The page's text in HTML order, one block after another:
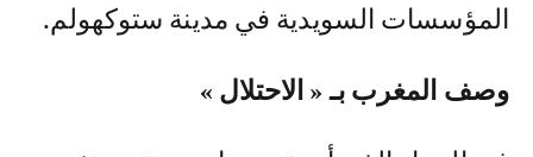
المؤسسات السويدية في مدينة ستوكهولم.
وصف المغرب بـ « الاحتلال »